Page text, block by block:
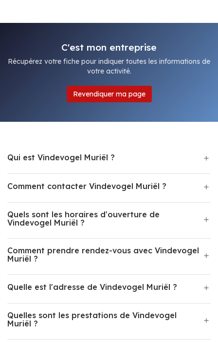
C'est mon entreprise
Récupérez votre fiche pour indiquer toutes les informations de
votre activité.
Revendiquer ma page
Qui est Vindevogel Muriël ?
Comment contacter Vindevogel Muriël ?
Quels sont les horaires d'ouverture de
Vindevogel Muriël ?
Comment prendre rendez-vous avec Vindevogel
Muriël ?
Quelle est l'adresse de Vindevogel Muriël ?
Quelles sont les prestations de Vindevogel
Muriël ?